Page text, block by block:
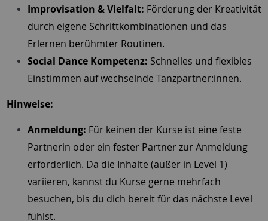
Improvisation & Vielfalt: Förderung der Kreativität
durch eigene Schrittkombinationen und das
Erlernen berühmter Routinen.
Social Dance Kompetenz: Schnelles und flexibles
Einstimmen auf wechselnde Tanzpartner:innen.
Hinweise:
Anmeldung: Für keinen der Kurse ist eine feste
Partnerin oder ein fester Partner zur Anmeldung
erforderlich. Da die Inhalte (außer in Level 1)
variieren, kannst du Kurse gerne mehrfach
besuchen, bis du dich bereit für das nächste Level
fühlst.